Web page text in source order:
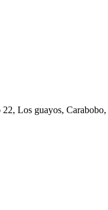
Los guayos,